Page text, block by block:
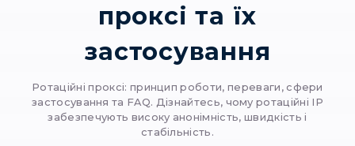
Різновиди
проксі та їх
застосування